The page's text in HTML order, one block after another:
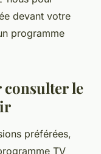
devant votre
programme
consulter le
préférées,
TV